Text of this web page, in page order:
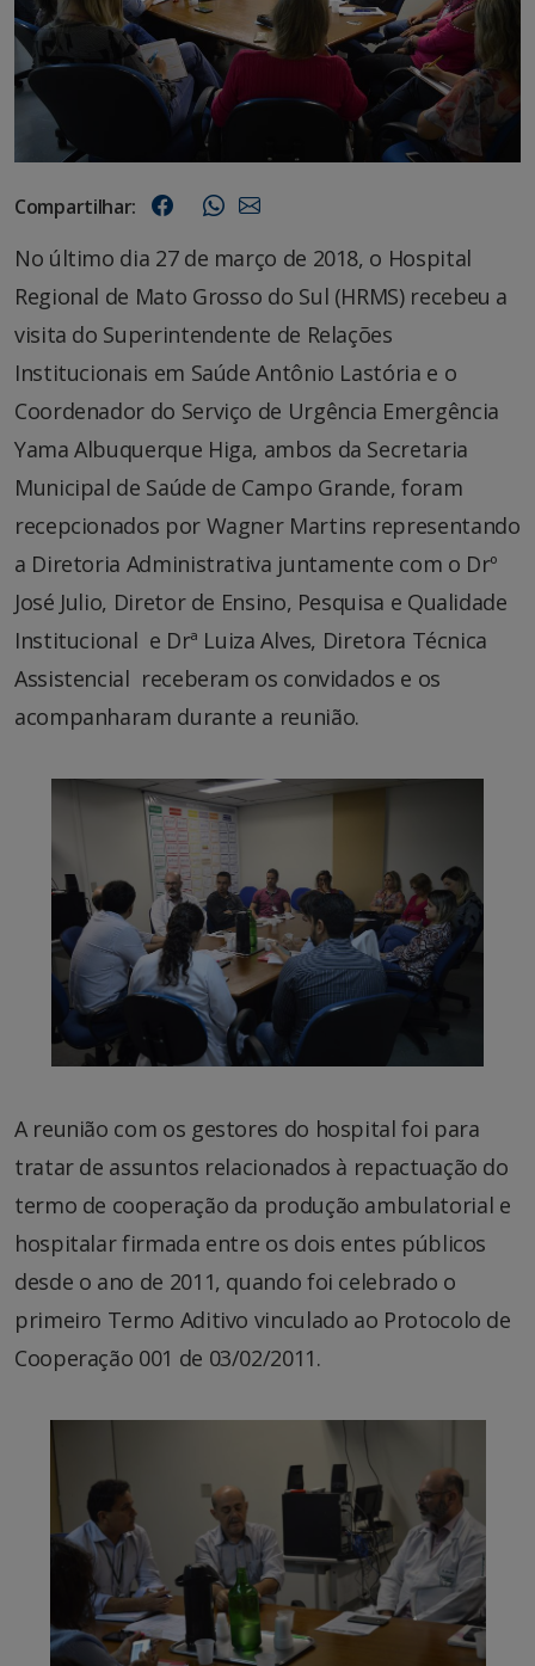
Compartilhar:
No último dia 27 de março de 2018, o Hospital
Regional de Mato Grosso do Sul (HRMS) recebeu a
visita do Superintendente de Relações
Institucionais em Saúde Antônio Lastória e o
Coordenador do Serviço de Urgência Emergência
Yama Albuquerque Higa, ambos da Secretaria
Municipal de Saúde de Campo Grande, foram
recepcionados por Wagner Martins representando
a Diretoria Administrativa juntamente com o Drº
José Julio, Diretor de Ensino, Pesquisa e Qualidade
Institucional e Drª Luiza Alves, Diretora Técnica
Assistencial receberam os convidados e os
acompanharam durante a reunião.
A reunião com os gestores do hospital foi para
tratar de assuntos relacionados à repactuação do
termo de cooperação da produção ambulatorial e
hospitalar firmada entre os dois entes públicos
desde o ano de 2011, quando foi celebrado o
primeiro Termo Aditivo vinculado ao Protocolo de
Cooperação 001 de 03/02/2011.